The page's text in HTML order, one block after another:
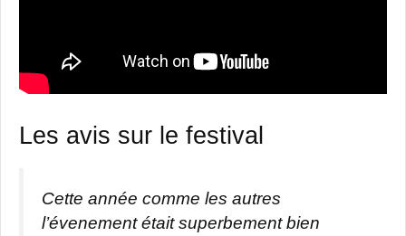
Les avis sur le festival
Cette année comme les autres
l’évenement était superbement bien